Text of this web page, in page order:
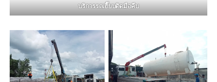
บริการรถเฮี๊ยบติดมือคีบ